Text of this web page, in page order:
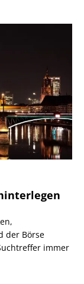
der Börse
immer